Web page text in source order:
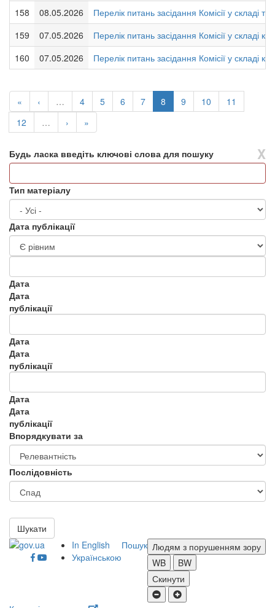
158
08.05.2026
Перелік питань засідання Комісії у складі
159
07.05.2026
Перелік питань засідання Комісії у складі
160
07.05.2026 Перелік питань засідання Комісії у складі
« ‹ … 4 5 6 7 8 9 10
11
12
… › »
X
Будь ласка введіть ключові слова для пошуку
Тип матеріалу
Дата публікації
Дата
Дата
публікації
Дата
Дата
публікації
Дата
Дата
публікації
Впорядкувати за
Послідовність
Шукати
Людям з порушенням зору
WB
BW
Скинути
Пошук
In English
Українською